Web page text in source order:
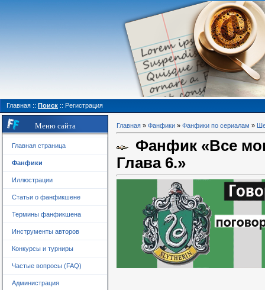
Главная :: Поиск :: Регистрация
Меню сайта
Главная страница
Фанфики
Иллюстрации
Статьи о фанфикшене
Термины фанфикшена
Инструменты авторов
Конкурсы и турниры
Частые вопросы (FAQ)
Администрация
Главная » Фанфики » Фанфики по сериалам »
Фанфик «Все
Глава 6.»